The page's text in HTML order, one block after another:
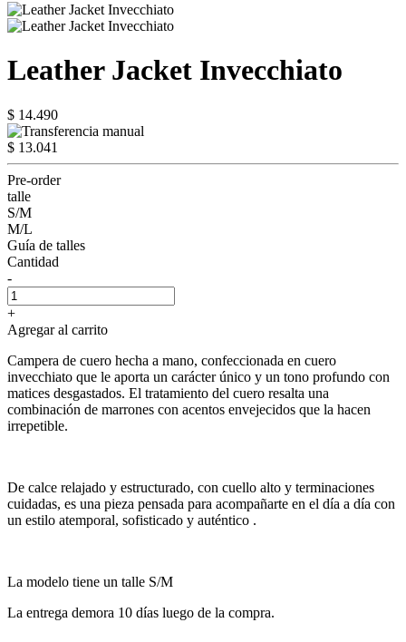
Leather Jacket Invecchiato
$ 14.490
$ 13.041
Pre-order
talle
S/M
M/L
Guía de talles
Cantidad
-
+
Agregar al carrito
Campera de cuero hecha a mano, confeccionada en cuero
invecchiato que le aporta un carácter único y un tono profundo con
matices desgastados. El tratamiento del cuero resalta una
combinación de marrones con acentos envejecidos que la hacen
irrepetible.
De calce relajado y estructurado, con cuello alto y terminaciones
cuidadas, es una pieza pensada para acompañarte en el día a día con
un estilo atemporal, sofisticado y auténtico .
La modelo tiene un talle S/M
La entrega demora 10 días luego de la compra.